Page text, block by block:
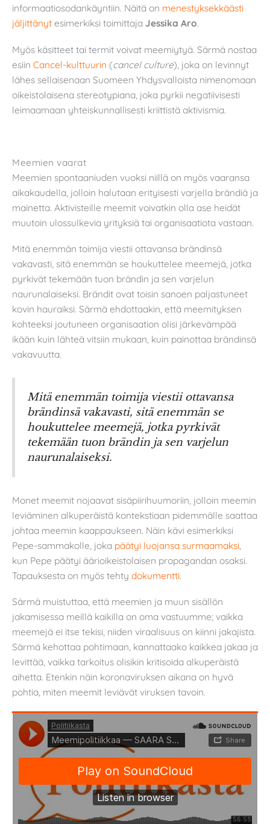
informaatiosodankäyntiin. Näitä on menestyksekkäästi
jäljittänyt esimerkiksi toimittaja Jessika Aro.
Myös käsitteet tai termit voivat meemiytyä. Särmä nostaa
esiin Cancel-kulttuurin (cancel culture), joka on levinnyt
lähes sellaisenaan Suomeen Yhdysvalloista nimenomaan
oikeistolaisena stereotypiana, joka pyrkii negatiivisesti
leimaamaan yhteiskunnallisesti kriittistä aktivismia.
Meemien vaarat
Meemien spontaaniuden vuoksi niillä on myös vaaransa
aikakaudella, jolloin halutaan erityisesti varjella brändiä ja
mainetta. Aktivisteille meemit voivatkin olla ase heidät
muutoin ulossulkevia yrityksiä tai organisaatiota vastaan.
Mitä enemmän toimija viestii ottavansa brändinsä
vakavasti, sitä enemmän se houkuttelee meemejä, jotka
pyrkivät tekemään tuon brändin ja sen varjelun
naurunalaiseksi. Brändit ovat toisin sanoen paljastuneet
kovin hauraiksi. Särmä ehdottaakin, että meemityksen
kohteeksi joutuneen organisaation olisi järkevämpää
ikään kuin lähteä vitsiin mukaan, kuin painottaa brändinsä
vakavuutta.
Mitä enemmän toimija viestii ottavansa
brändinsä vakavasti, sitä enemmän se
houkuttelee meemejä, jotka pyrkivät
tekemään tuon brändin ja sen varjelun
naurunalaiseksi.
Monet meemit nojaavat sisäpiirihuumoriin, jolloin meemin
leviäminen alkuperäistä kontekstiaan pidemmälle saattaa
johtaa meemin kaappaukseen. Näin kävi esimerkiksi
Pepe-sammakolle, joka päätyi luojansa surmaamaksi
kun Pepe päätyi äärioikeistolaisen propagandan osaksi.
Tapauksesta on myös tehty dokumentti.
Särmä muistuttaa, että meemien ja muun sisällön
jakamisessa meillä kaikilla on oma vastuumme; vaikka
meemejä ei itse tekisi, niiden viraalisuus on kiinni jakajista.
Särmä kehottaa pohtimaan, kannattaako kaikkea jakaa ja
levittää, vaikka tarkoitus olisikin kritisoida alkuperäistä
aihetta. Etenkin näin koronaviruksen aikana on hyvä
pohtia, miten meemit leviävät viruksen tavoin.